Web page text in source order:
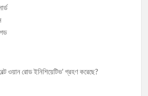
ওয়ান রোড ইনিশিয়েটিভ’ গ্রহণ করেছে?